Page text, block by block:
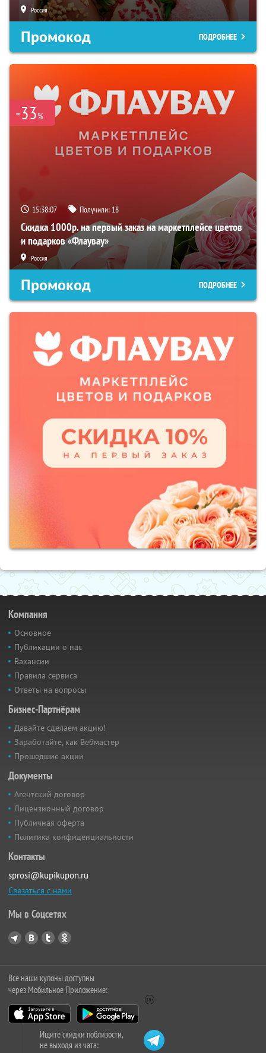
Россия
Промокод ПОДРОБНЕЕ
-33%
15:38:06 Получили: 18
Скидка 1000р. на первый заказ на маркетплейсе цветов
и подарков «Флаувау»
Россия
Промокод ПОДРОБНЕЕ
Компания
Основное
Публикации о нас
Вакансии
Правила сервиса
Ответы на вопросы
Бизнес-Партнёрам
Давайте сделаем акцию!
Заработайте, как Вебмастер
Прошедшие акции
Документы
Агентский договор
Лицензионный договор
Публичная оферта
Политика конфиденциальности
Контакты
sprosi@kupikupon.ru
Связаться с нами
Мы в Соцсетях
Все наши купоны доступны
через Мобильное Приложение:
Ищите скидки поблизости,
не выходя из чата: